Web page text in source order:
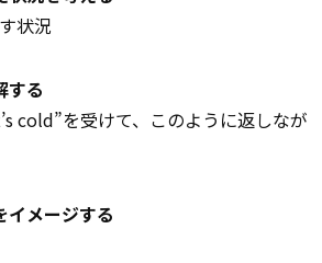
状況
する
cold”を受けて、このように返しなが
イメージする